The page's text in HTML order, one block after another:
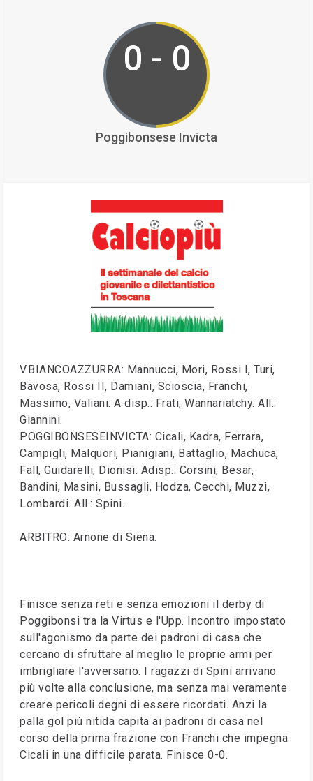
0 - 0
Poggibonsese Invicta
V.BIANCOAZZURRA: Mannucci, Mori, Rossi I, Turi,
Bavosa, Rossi II, Damiani, Scioscia, Franchi,
Massimo, Valiani. A disp.: Frati, Wannariatchy. All.:
Giannini.
POGGIBONSESEINVICTA: Cicali, Kadra, Ferrara,
Campigli, Malquori, Pianigiani, Battaglio, Machuca,
Fall, Guidarelli, Dionisi. Adisp.: Corsini, Besar,
Bandini, Masini, Bussagli, Hodza, Cecchi, Muzzi,
Lombardi. All.: Spini.
ARBITRO: Arnone di Siena.
Finisce senza reti e senza emozioni il derby di
Poggibonsi tra la Virtus e l'Upp. Incontro impostato
sull'agonismo da parte dei padroni di casa che
cercano di sfruttare al meglio le proprie armi per
imbrigliare l'avversario. I ragazzi di Spini arrivano
più volte alla conclusione, ma senza mai veramente
creare pericoli degni di essere ricordati. Anzi la
palla gol più nitida capita ai padroni di casa nel
corso della prima frazione con Franchi che impegna
Cicali in una difficile parata. Finisce 0-0.